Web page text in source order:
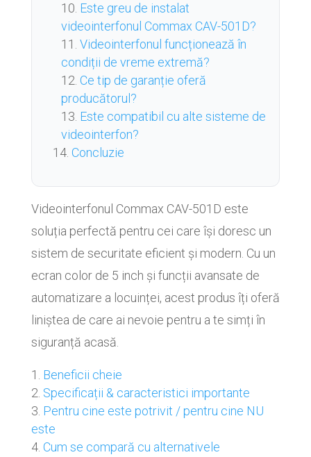
Este greu de instalat
videointerfonul Commax CAV-501D?
Videointerfonul funcționează în
condiții de vreme extremă?
Ce tip de garanție oferă
producătorul?
Este compatibil cu alte sisteme de
videointerfon?
Concluzie
Videointerfonul Commax CAV-501D este
soluția perfectă pentru cei care își doresc un
sistem de securitate eficient și modern. Cu un
ecran color de 5 inch și funcții avansate de
automatizare a locuinței, acest produs îți oferă
liniștea de care ai nevoie pentru a te simți în
siguranță acasă.
Beneficii cheie
Specificații & caracteristici importante
Pentru cine este potrivit / pentru cine NU
este
Cum se compară cu alternativele